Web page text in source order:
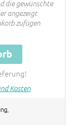
die gewünschte
angezeigt
zufügen
Kosten